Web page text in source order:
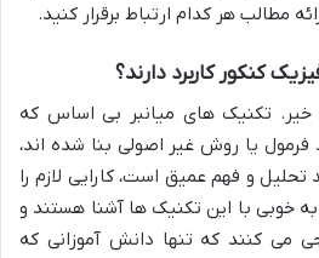
مطالب هر کدام ارتباط برقرار کنید.
کنکور کاربرد دارند؟
تکنیک های میانبر بی اساس که
فرمول یا روش غیر اصولی بنا شده اند،
تحلیل و فهم عمیق است، کارایی لازم را
به خوبی با این تکنیک ها آشنا هستند و
می کنند که تنها دانش آموزانی که